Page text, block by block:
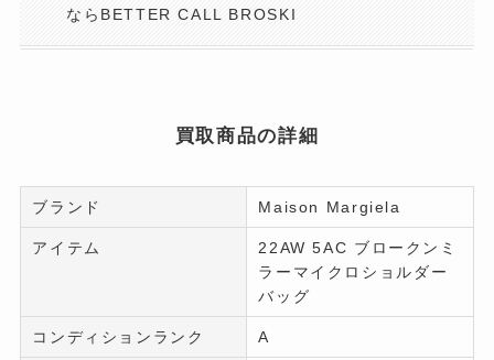
ならBETTER CALL BROSKI
買取商品の詳細
ブランド Maison Margiela
アイテム
22AW 5AC ブロークンミ
ラーマイクロショルダー
バッグ
コンディションランク A